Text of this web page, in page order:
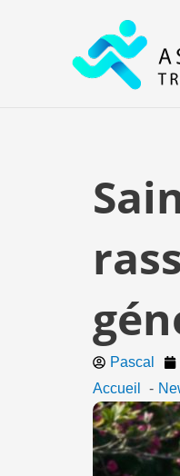
Pascal
Accueil